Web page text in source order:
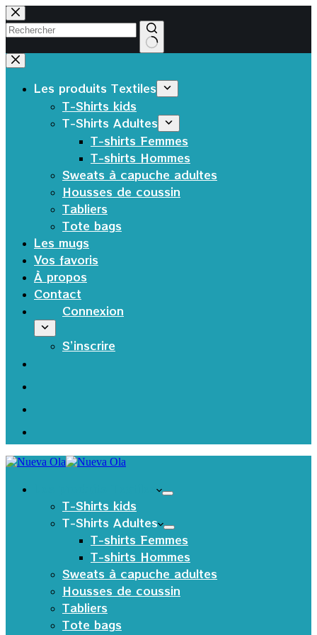
Passer
au
contenu
Aucun
résultat
Les produits Textiles
T-Shirts kids
T-Shirts Adultes
T-shirts Femmes
T-shirts Hommes
Sweats à capuche adultes
Housses de coussin
Tabliers
Tote bags
Les mugs
Vos favoris
À propos
Contact
Connexion
S’inscrire
T-Shirts kids
T-Shirts Adultes
T-shirts Femmes
T-shirts Hommes
Sweats à capuche adultes
Housses de coussin
Tabliers
Tote bags